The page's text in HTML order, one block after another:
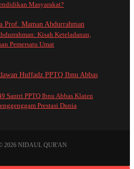
Masyarakat?
Kisah Keteladanan,
Pemersatu Umat
Santri PPTQ Ibnu Abbas Klaten
Prestasi Dunia
2026 NIDAUL QUR'AN